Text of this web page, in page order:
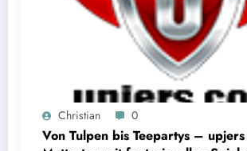
Christian 0
Von Tulpen bis Teepartys –